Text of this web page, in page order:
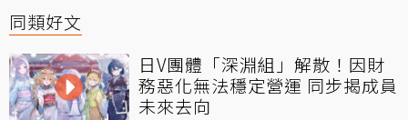
同類好文
日V團體「深淵組」解散！因財
務惡化無法穩定營運 同步揭成員
未來去向